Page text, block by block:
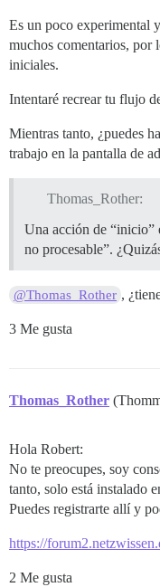
Es un poco experimental
muchos comentarios, por
iniciales.
Intentaré recrear tu flujo
Mientras tanto, ¿puedes
trabajo en la pantalla de
Thomas_Rother:
Una acción de “inicio”
no procesable”.
@Thomas_Rother ,
3 Me gusta
Thomas_Rother
Hola Robert:
No te preocupes, soy
tanto, solo está instalado
Puedes registrarte allí y
https://
2 Me gusta